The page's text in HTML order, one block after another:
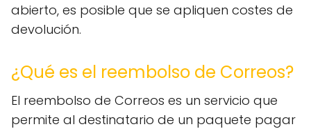
abierto, es posible que se apliquen costes de
devolución.
¿Qué es el reembolso de Correos?
El reembolso de Correos es un servicio que
permite al destinatario de un paquete pagar